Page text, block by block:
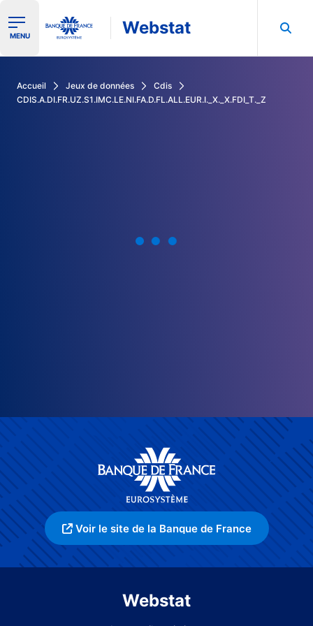
Ouvrir le menu de navigation
MENU Webstat
Accueil Jeux de données
Cdis
CDIS.A.DI.FR.UZ.S1.IMC.LE.NI.FA.D.FL.ALL.EUR.I._X._X.FDI_T._Z
Voir le site de la Banque de France
Webstat